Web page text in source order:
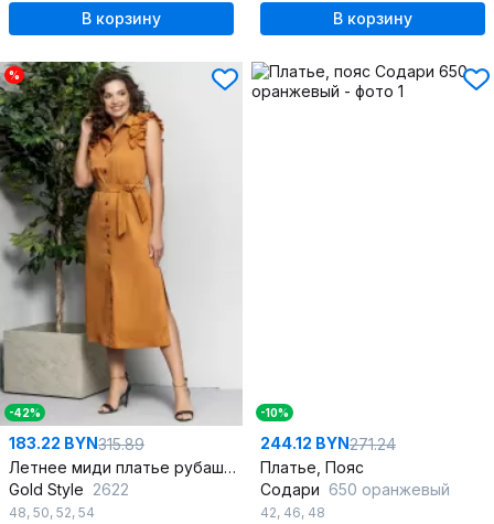
В корзину В корзину
%
-42%
183.22 BYN315.89
Летнее миди платье рубашка с карманами и поясом
Gold Style 2622
48, 50, 52, 54
-10%
244.12 BYN271.24
Платье, Пояс
Содари 650 оранжевый
42, 46, 48